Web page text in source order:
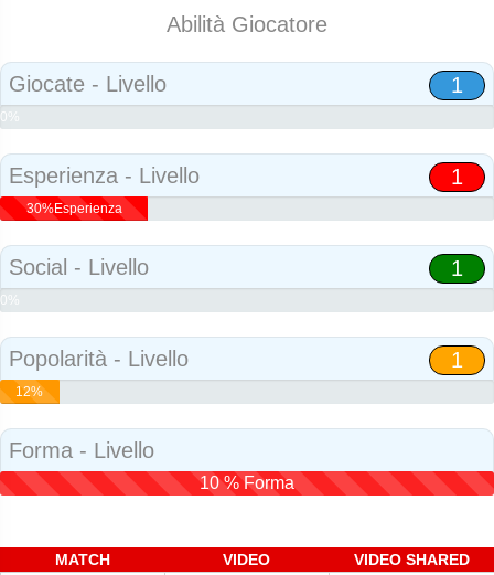
Abilità Giocatore
Giocate - Livello 1
0%
Esperienza - Livello 1
30%Esperienza
Social - Livello 1
0%
Popolarità - Livello 1
12%
Forma - Livello
10 % Forma
MATCH VIDEO VIDEO SHARED